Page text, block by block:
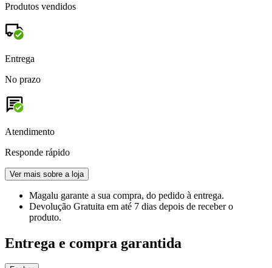
Produtos vendidos
Entrega
No prazo
Atendimento
Responde rápido
Ver mais sobre a loja
Magalu garante a sua compra, do pedido à entrega.
Devolução Gratuita em até 7 dias depois de receber o
produto.
Entrega e compra garantida